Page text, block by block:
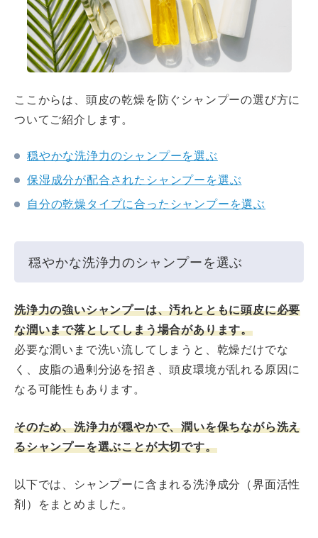
ここからは、頭皮の乾燥を防ぐシャンプーの選び方に
ついてご紹介します。
穏やかな洗浄力のシャンプーを選ぶ
保湿成分が配合されたシャンプーを選ぶ
自分の乾燥タイプに合ったシャンプーを選ぶ
穏やかな洗浄力のシャンプーを選ぶ
洗浄力の強いシャンプーは、汚れとともに頭皮に必要
な潤いまで落としてしまう場合があります。
必要な潤いまで洗い流してしまうと、乾燥だけでな
く、皮脂の過剰分泌を招き、頭皮環境が乱れる原因に
なる可能性もあります。
そのため、洗浄力が穏やかで、潤いを保ちながら洗え
るシャンプーを選ぶことが大切です。
以下では、シャンプーに含まれる洗浄成分（界面活性
剤）をまとめました。